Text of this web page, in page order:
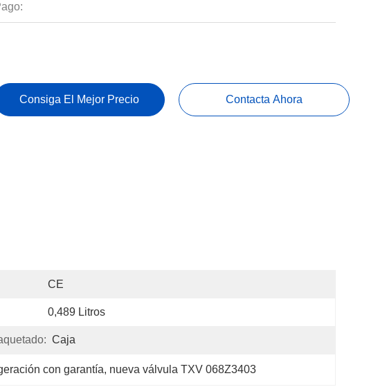
Consiga El Mejor Precio Contacta Ahora
CE
0,489 Litros
Caja
con garantía, nueva válvula TXV 068Z3403